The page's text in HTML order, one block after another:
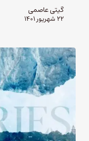
گیتی عاصمی
۲۲ شهریور ۱۴۰۱